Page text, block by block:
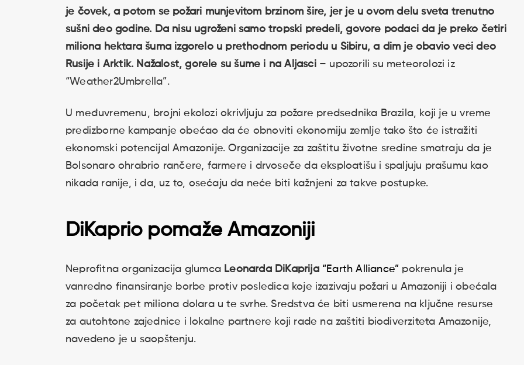
je čovek, a potom se požari munjevitom brzinom šire, jer je u ovom delu sveta trenutno
sušni deo godine. Da nisu ugroženi samo tropski predeli, govore podaci da je preko četiri
miliona hektara šuma izgorelo u prethodnom periodu u Sibiru, a dim je obavio veći deo
Rusije i Arktik. Nažalost, gorele su šume i na Aljasci – upozorili su meteorolozi iz
“Weather2Umbrella”.
U međuvremenu, brojni ekolozi okrivljuju za požare predsednika Brazila, koji je u vreme
predizborne kampanje obećao da će obnoviti ekonomiju zemlje tako što će istražiti
ekonomski potencijal Amazonije. Organizacije za zaštitu životne sredine smatraju da je
Bolsonaro ohrabrio rančere, farmere i drvoseče da eksploatišu i spaljuju prašumu kao
nikada ranije, i da, uz to, osećaju da neće biti kažnjeni za takve postupke.
DiKaprio pomaže Amazoniji
Neprofitna organizacija glumca Leonarda DiKaprija “Earth Alliance” pokrenula je
vanredno finansiranje borbe protiv posledica koje izazivaju požari u Amazoniji i obećala
za početak pet miliona dolara u te svrhe. Sredstva će biti usmerena na ključne resurse
za autohtone zajednice i lokalne partnere koji rade na zaštiti biodiverziteta Amazonije,
navedeno je u saopštenju.